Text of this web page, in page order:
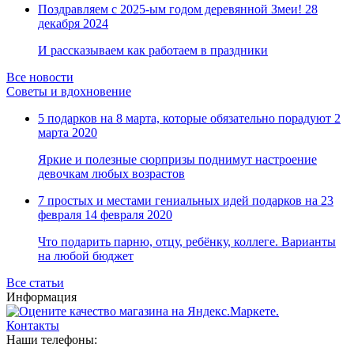
Поздравляем с 2025-ым годом деревянной Змеи! 28
декабря 2024
И рассказываем как работаем в праздники
Все новости
Советы и вдохновение
5 подарков на 8 марта, которые обязательно порадуют 2
марта 2020
Яркие и полезные сюрпризы поднимут настроение
девочкам любых возрастов
7 простых и местами гениальных идей подарков на 23
февраля 14 февраля 2020
Что подарить парню, отцу, ребёнку, коллеге. Варианты
на любой бюджет
Все статьи
Информация
Контакты
Наши телефоны: